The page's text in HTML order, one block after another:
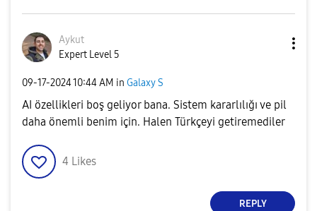
Aykut
Expert Level 5
‎09-17-202410:44 AM in Galaxy S
AI özellikleri boş geliyor bana. Sistem kararlılığı ve pil
daha önemli benim için. Halen Türkçeyi getiremediler
4 Likes
REPLY